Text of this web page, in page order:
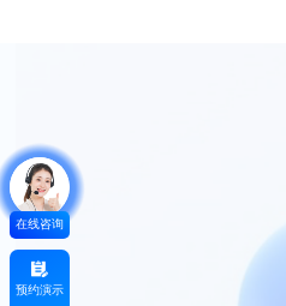
在线咨询
预约演示